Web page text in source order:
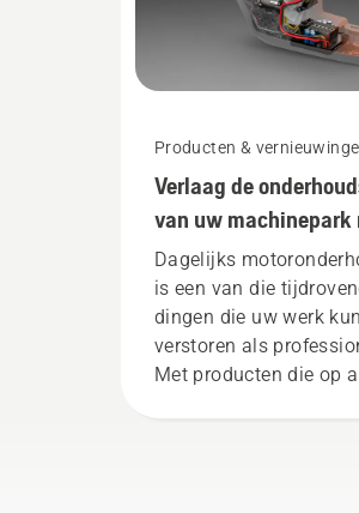
Producten &
Verlaag de
van uw machinepark
accumachines
Dagelijks
is een van die
dingen die uw werk
verstoren als
Met producten die op